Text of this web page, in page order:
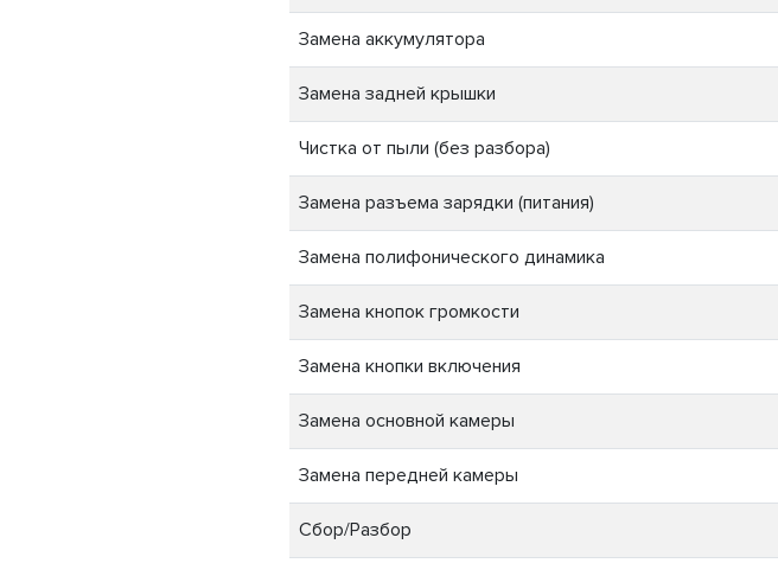
Замена аккумулятора
Замена задней крышки
Чистка от пыли (без разбора)
Замена разъема зарядки (питания)
Замена полифонического динамика
Замена кнопок громкости
Замена кнопки включения
Замена основной камеры
Замена передней камеры
Сбор/Разбор